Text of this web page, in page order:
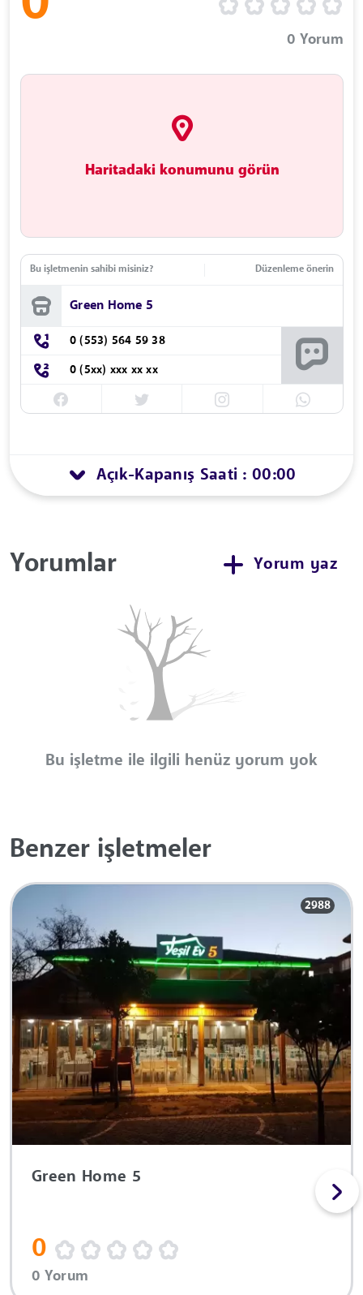
0 Yorum
Haritadaki konumunu görün
Bu işletmenin sahibi misiniz? Düzenleme önerin
Green Home 5
0 (553) 564 59 38
0 (5xx) xxx xx xx
Açık-Kapanış Saati : 00:00
Yorumlar Yorum yaz
Bu işletme ile ilgili henüz yorum yok
Benzer işletmeler
2988
Green Home 5
0
0 Yorum